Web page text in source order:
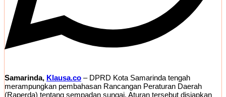
Samarinda, Klausa.co – DPRD Kota Samarinda tengah
merampungkan pembahasan Rancangan Peraturan Daerah
(Raperda) tentang sempadan sungai. Aturan tersebut disiapkan